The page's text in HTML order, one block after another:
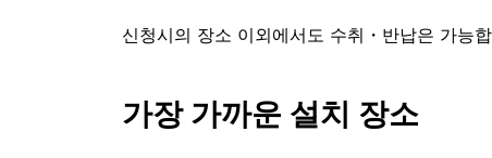
신청시의 장소 이외에서도 수취・반납은 가능
가장 가까운 설치 장소